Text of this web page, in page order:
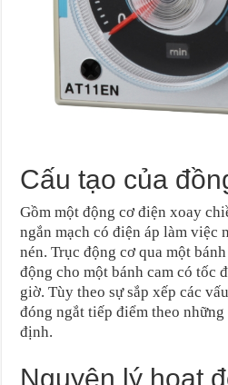
Cấu tạo của
Gồm một động cơ điện xoay
ngắn mạch có điện áp làm việc
nén. Trục động cơ qua một
động cho một bánh cam có tốc
giờ. Tùy theo sự sắp xếp các
đóng ngắt tiếp điểm theo
định.
Nguyên lý hoạt